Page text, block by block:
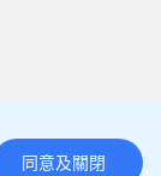
同意及關閉